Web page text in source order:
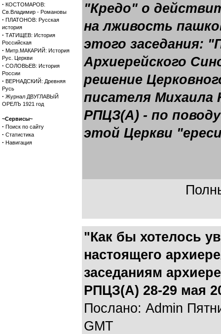
· КОСТОМАРОВ:
Св.Владимир - Романовы
· ПЛАТОНОВ: Русская
история
· ТАТИЩЕВ: История
Российская
· Митр.МАКАРИЙ: История
Рус. Церкви
· СОЛОВЬЕВ: История
России
· ВЕРНАДСКИЙ: Древняя
Русь
· Журнал ДВУГЛАВЫЙ
ОРЕЛЪ 1921 год
~Сервисы~
· Поиск по сайту
· Статистика
· Навигация
"Кредо" о
на лживость
этого заседания:
Архиерейского
решение
писателя Михаила
РПЦЗ(А) - по
этой Церкви
"Как бы хотелось
настоящего
заседаниям
РПЦЗ(А) 28-29 мая
Послано: Admin
GMT